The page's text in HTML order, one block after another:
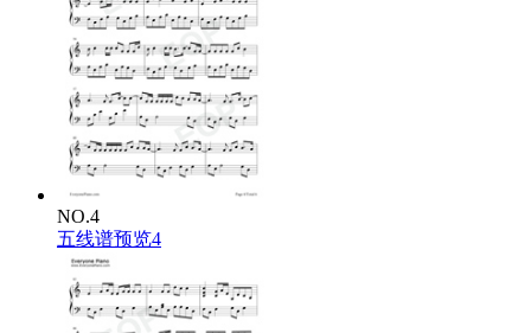
NO.4
五线谱预览4